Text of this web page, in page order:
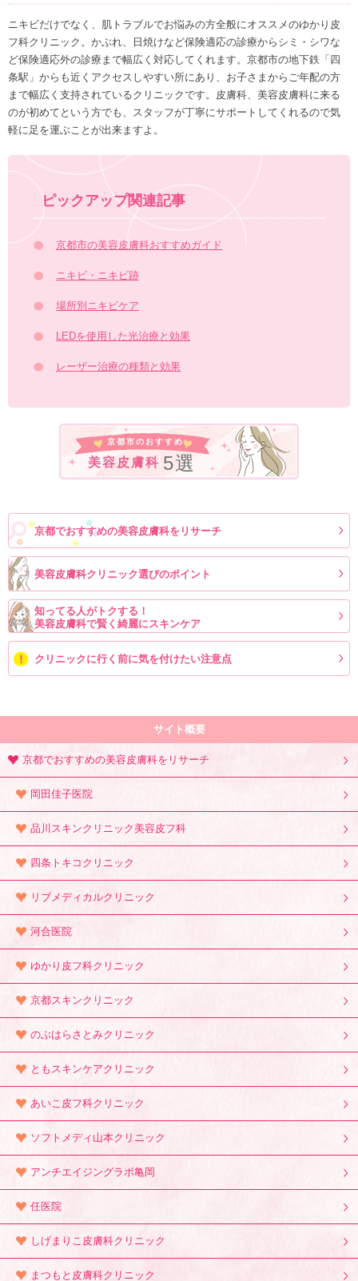
ニキビだけでなく、肌トラブルでお悩みの方全般にオススメのゆかり皮
フ科クリニック。かぶれ、日焼けなど保険適応の診療からシミ・シワな
ど保険適応外の診療まで幅広く対応してくれます。京都市の地下鉄「四
条駅」からも近くアクセスしやすい所にあり、お子さまからご年配の方
まで幅広く支持されているクリニックです。皮膚科、美容皮膚科に来る
のが初めてという方でも、スタッフが丁寧にサポートしてくれるので気
軽に足を運ぶことが出来ますよ。
ピックアップ関連記事
京都市の美容皮膚科おすすめガイド
ニキビ・ニキビ跡
場所別ニキビケア
LEDを使用した光治療と効果
レーザー治療の種類と効果
京都市のおすすめ
美容皮膚科 5選
京都でおすすめの美容皮膚科をリサーチ
美容皮膚科クリニック選びのポイント
知ってる人がトクする！
美容皮膚科で賢く綺麗にスキンケア
クリニックに行く前に気を付けたい注意点
サイト概要
京都でおすすめの美容皮膚科をリサーチ
岡田佳子医院
品川スキンクリニック美容皮フ科
四条トキコクリニック
リブメディカルクリニック
河合医院
ゆかり皮フ科クリニック
京都スキンクリニック
のぶはらさとみクリニック
ともスキンケアクリニック
あいこ皮フ科クリニック
ソフトメディ山本クリニック
アンチエイジングラボ亀岡
任医院
しげまりこ皮膚科クリニック
まつもと皮膚科クリニック